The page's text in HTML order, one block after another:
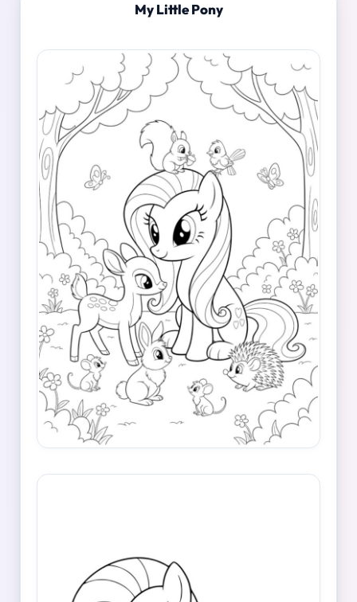
My Little Pony